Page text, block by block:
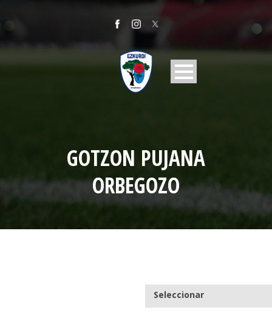
GOTZON PUJANA
ORBEGOZO
Seleccionar